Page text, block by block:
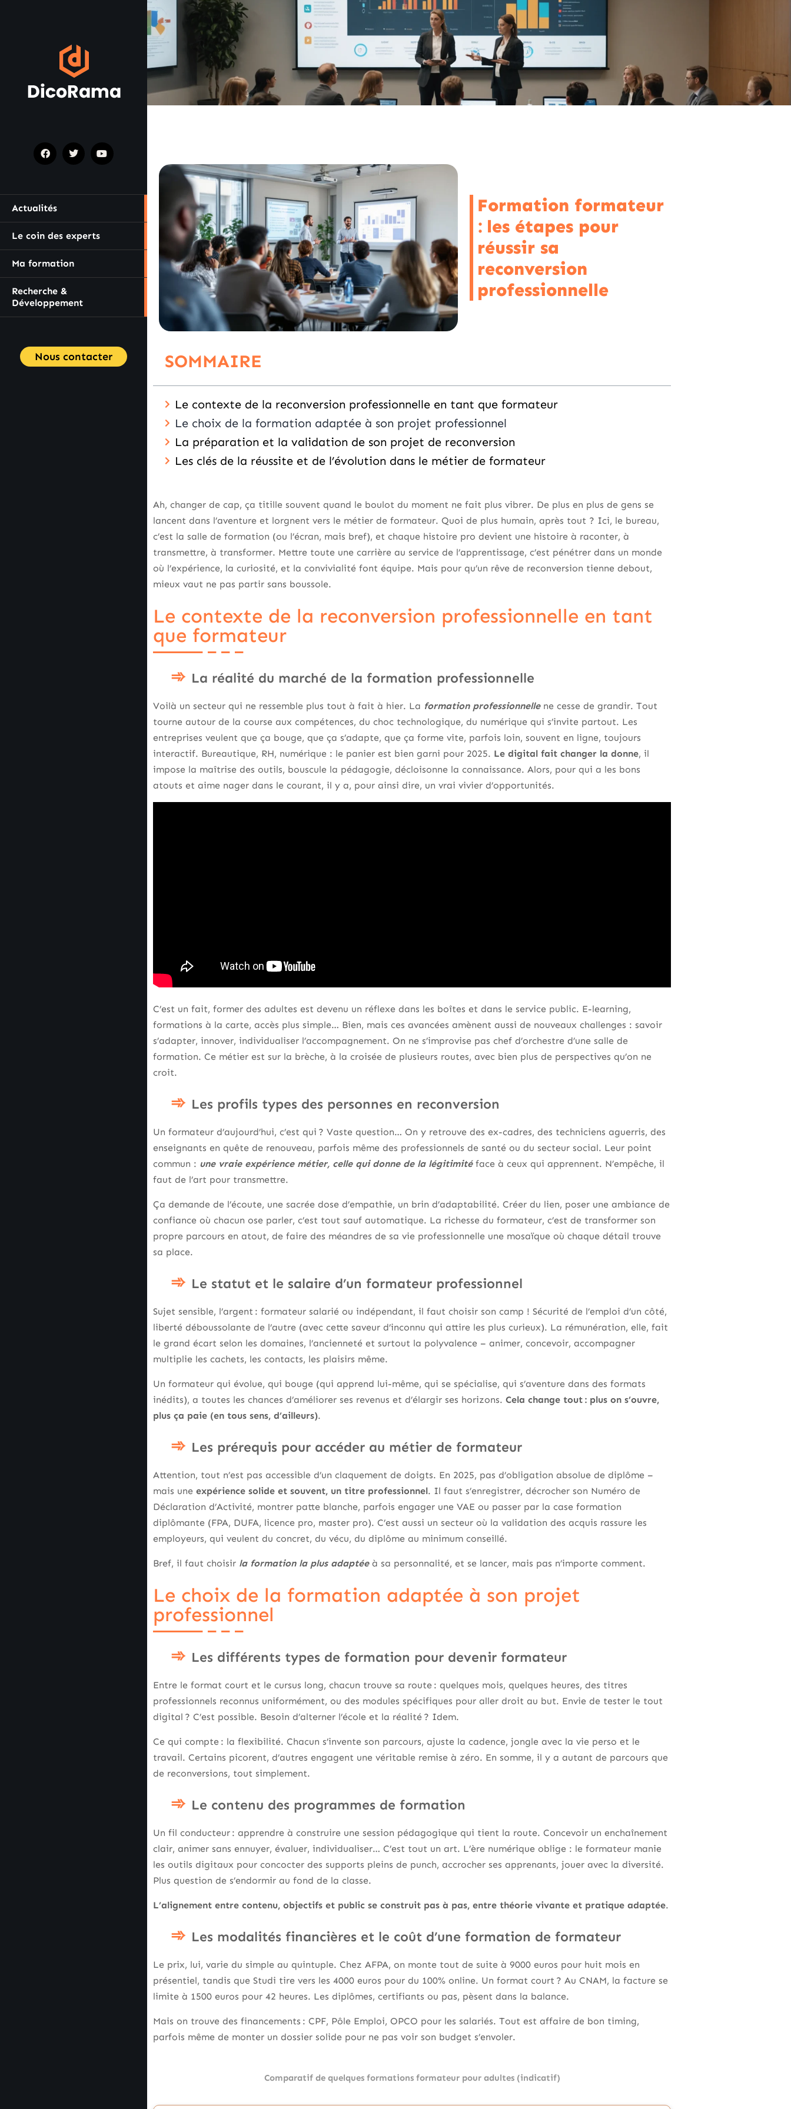
Actualités
Le coin des experts
Ma formation
Recherche &
Développement
Nous contacter
Formation formateur
: les étapes pour
réussir sa
reconversion
professionnelle
SOMMAIRE
Le contexte de la reconversion professionnelle en tant que formateur
Le choix de la formation adaptée à son projet professionnel
La préparation et la validation de son projet de reconversion
Les clés de la réussite et de l’évolution dans le métier de formateur
Ah, changer de cap, ça titille souvent quand le boulot du moment ne fait plus vibrer. De plus en plus de gens se
lancent dans l’aventure et lorgnent vers le métier de formateur. Quoi de plus humain, après tout ? Ici, le bureau,
c’est la salle de formation (ou l’écran, mais bref), et chaque histoire pro devient une histoire à raconter, à
transmettre, à transformer. Mettre toute une carrière au service de l’apprentissage, c’est pénétrer dans un monde
où l’expérience, la curiosité, et la convivialité font équipe. Mais pour qu’un rêve de reconversion tienne debout,
mieux vaut ne pas partir sans boussole.
Le contexte de la reconversion professionnelle en tant
que formateur
La réalité du marché de la formation professionnelle
Voilà un secteur qui ne ressemble plus tout à fait à hier. La formation professionnellene cesse de grandir. Tout
tourne autour de la course aux compétences, du choc technologique, du numérique qui s’invite partout. Les
entreprises veulent que ça bouge, que ça s’adapte, que ça forme vite, parfois loin, souvent en ligne, toujours
interactif. Bureautique, RH, numérique : le panier est bien garni pour 2025. Le digital fait changer la donne, il
impose la maîtrise des outils, bouscule la pédagogie, décloisonne la connaissance. Alors, pour qui a les bons
atouts et aime nager dans le courant, il y a, pour ainsi dire, un vrai vivier d’opportunités.
C’est un fait, former des adultes est devenu un réflexe dans les boîtes et dans le service public. E-learning,
formations à la carte, accès plus simple… Bien, mais ces avancées amènent aussi de nouveaux challenges : savoir
s’adapter, innover, individualiser l’accompagnement. On ne s’improvise pas chef d’orchestre d’une salle de
formation. Ce métier est sur la brèche, à la croisée de plusieurs routes, avec bien plus de perspectives qu’on ne
croit.
Les profils types des personnes en reconversion
Un formateur d’aujourd’hui, c’est qui ? Vaste question… On y retrouve des ex-cadres, des techniciens aguerris, des
enseignants en quête de renouveau, parfois même des professionnels de santé ou du secteur social. Leur point
commun : une vraie expérience métier, celle qui donne de la légitimitéface à ceux qui apprennent. N’empêche, il
faut de l’art pour transmettre.
Ça demande de l’écoute, une sacrée dose d’empathie, un brin d’adaptabilité. Créer du lien, poser une ambiance de
confiance où chacun ose parler, c’est tout sauf automatique. La richesse du formateur, c’est de transformer son
propre parcours en atout, de faire des méandres de sa vie professionnelle une mosaïque où chaque détail trouve
sa place.
Le statut et le salaire d’un formateur professionnel
Sujet sensible, l’argent : formateur salarié ou indépendant, il faut choisir son camp ! Sécurité de l’emploi d’un côté,
liberté déboussolante de l’autre (avec cette saveur d’inconnu qui attire les plus curieux). La rémunération, elle, fait
le grand écart selon les domaines, l’ancienneté et surtout la polyvalence – animer, concevoir, accompagner
multiplie les cachets, les contacts, les plaisirs même.
Un formateur qui évolue, qui bouge (qui apprend lui-même, qui se spécialise, qui s’aventure dans des formats
inédits), a toutes les chances d’améliorer ses revenus et d’élargir ses horizons. Cela change tout : plus on s’ouvre,
plus ça paie (en tous sens, d’ailleurs).
Les prérequis pour accéder au métier de formateur
Attention, tout n’est pas accessible d’un claquement de doigts. En 2025, pas d’obligation absolue de diplôme –
mais une expérience solide et souvent, un titre professionnel. Il faut s’enregistrer, décrocher son Numéro de
Déclaration d’Activité, montrer patte blanche, parfois engager une VAE ou passer par la case formation
diplômante (FPA, DUFA, licence pro, master pro). C’est aussi un secteur où la validation des acquis rassure les
employeurs, qui veulent du concret, du vécu, du diplôme au minimum conseillé.
Bref, il faut choisir la formation la plus adaptéeà sa personnalité, et se lancer, mais pas n’importe comment.
Le choix de la formation adaptée à son projet
professionnel
Les différents types de formation pour devenir formateur
Entre le format court et le cursus long, chacun trouve sa route : quelques mois, quelques heures, des titres
professionnels reconnus uniformément, ou des modules spécifiques pour aller droit au but. Envie de tester le tout
digital ? C’est possible. Besoin d’alterner l’école et la réalité ? Idem.
Ce qui compte : la flexibilité. Chacun s’invente son parcours, ajuste la cadence, jongle avec la vie perso et le
travail. Certains picorent, d’autres engagent une véritable remise à zéro. En somme, il y a autant de parcours que
de reconversions, tout simplement.
Le contenu des programmes de formation
Un fil conducteur : apprendre à construire une session pédagogique qui tient la route. Concevoir un enchaînement
clair, animer sans ennuyer, évaluer, individualiser… C’est tout un art. L’ère numérique oblige : le formateur manie
les outils digitaux pour concocter des supports pleins de punch, accrocher ses apprenants, jouer avec la diversité.
Plus question de s’endormir au fond de la classe.
L’alignement entre contenu, objectifs et public se construit pas à pas, entre théorie vivante et pratique adaptée.
Les modalités financières et le coût d’une formation de formateur
Le prix, lui, varie du simple au quintuple. Chez AFPA, on monte tout de suite à 9000 euros pour huit mois en
présentiel, tandis que Studi tire vers les 4000 euros pour du 100% online. Un format court ? Au CNAM, la facture se
limite à 1500 euros pour 42 heures. Les diplômes, certifiants ou pas, pèsent dans la balance.
Mais on trouve des financements : CPF, Pôle Emploi, OPCO pour les salariés. Tout est affaire de bon timing,
parfois même de monter un dossier solide pour ne pas voir son budget s’envoler.
Comparatif de quelques formations formateur pour adultes (indicatif)